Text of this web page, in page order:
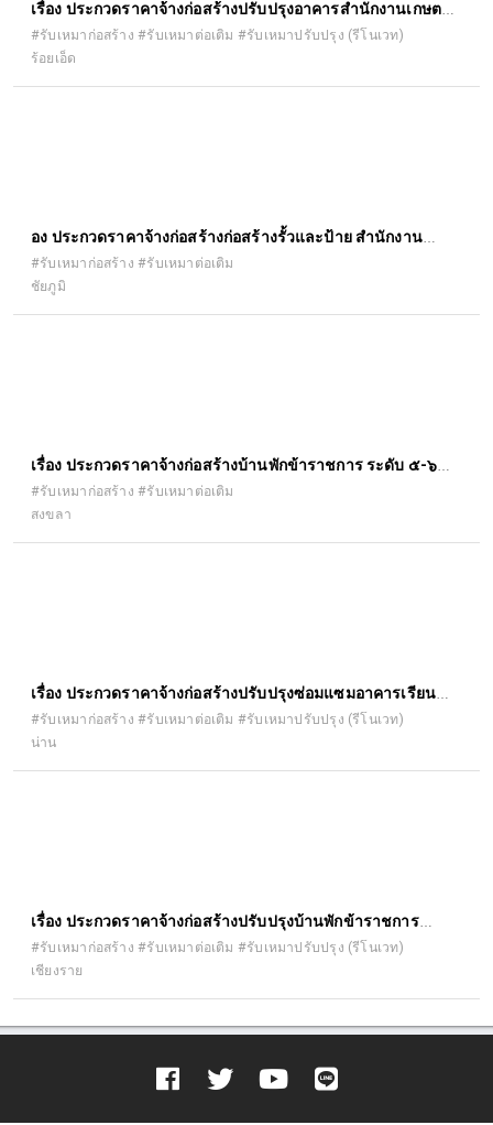
เรื่อง ประกวดราคาจ้างก่อสร้างปรับปรุงอาคารสำนักงานเกษตร
อำเภอจตุรพักตรพิมาน ตำบลหัวช้าง อำเภอจตุรพักตรพิมาน
จังหวัดร้อยเอ็ด ด้วยวิธีประกวดราคาอิเล็กทรอนิกส์ (e-bidding)
#รับเหมาก่อสร้าง #รับเหมาต่อเติม #รับเหมาปรับปรุง (รีโนเวท)
ร้อยเอ็ด
ื่อง ประกวดราคาจ้างก่อสร้างก่อสร้างรั้วและป้าย สำนักงาน
เกษตรอำเภอคอนสาร ตำบลคอนสาร อำเภอคอนสาร จังหวัด
ชัยภูมิ ๑ แห่ง ด้วยวิธีประกวดราคาอิเล็กทรอนิกส์ (e-bidding)
#รับเหมาก่อสร้าง #รับเหมาต่อเติม
ชัยภูมิ
เรื่อง ประกวดราคาจ้างก่อสร้างบ้านพักข้าราชการ ระดับ ๕-๖
โครงการส่งน้ำและบำรุงรักษาระโนดกระแสสินธุ์ ตำบลบ้านขาว
อำเภอระโนด จังหวัดสงขลา ด้วยวิธีประกวดราคาอิเล็กทรอนิกส์
(e-bidding)
#รับเหมาก่อสร้าง #รับเหมาต่อเติม
สงขลา
เรื่อง ประกวดราคาจ้างก่อสร้างปรับปรุงซ่อมแซมอาคารเรียน
อาคารประกอบ และสิ่งก่อสร้างอื่น ด้วยวิธีประกวดราคา
อิเล็กทรอนิกส์ (e-bidding)
#รับเหมาก่อสร้าง #รับเหมาต่อเติม #รับเหมาปรับปรุง (รีโนเวท)
น่าน
เรื่อง ประกวดราคาจ้างก่อสร้างปรับปรุงบ้านพักข้าราชการ
สำนักงานอัยการจังหวัดเชียงราย ด้วยวิธีประกวดราคา
อิเล็กทรอนิกส์ (e-bidding)
#รับเหมาก่อสร้าง #รับเหมาต่อเติม #รับเหมาปรับปรุง (รีโนเวท)
เชียงราย